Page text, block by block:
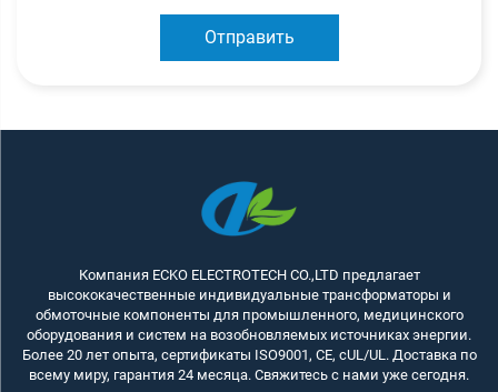
Отправить
Компания ECKO ELECTROTECH CO.,LTD предлагает
высококачественные индивидуальные трансформаторы и
обмоточные компоненты для промышленного, медицинского
оборудования и систем на возобновляемых источниках энергии.
Более 20 лет опыта, сертификаты ISO9001, CE, cUL/UL. Доставка по
всему миру, гарантия 24 месяца. Свяжитесь с нами уже сегодня.